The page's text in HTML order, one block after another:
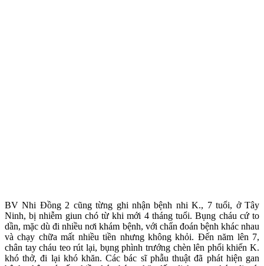
BV Nhi Đồng 2 cũng từng ghi nhận bệnh nhi K., 7 tuổi, ở Tây
Ninh, bị nhiễm giun chó từ khi mới 4 tháng tuổi. Bụng cháu cứ to
dần, mặc dù đi nhiều nơi khám bệnh, với chẩn đoán bệnh khác nhau
và chạy chữa mất nhiều tiền nhưng không khỏi. Đến năm lên 7,
chân tay cháu teo rút lại, bụng phình trướng chèn lên phổi khiến K.
khó thở, đi lại khó khăn. Các bác sĩ phẫu thuật đã phát hiện gan